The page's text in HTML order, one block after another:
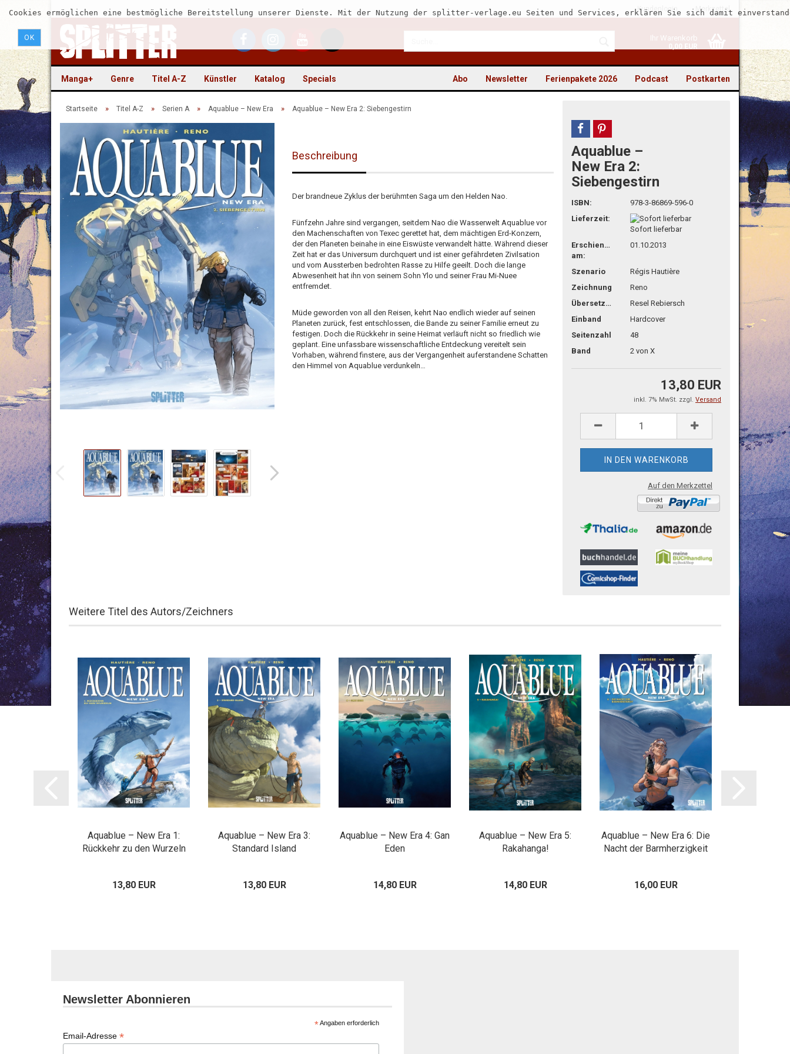
Kundenlogin
Passwort vergessen?
Merkzettel
Ihr Warenkorb
0,00 EUR
Cookies ermöglichen eine bestmögliche Bereitstellung unserer Dienste. Mit der Nutzung der splitter-verlage.eu Seiten und Services, erklären Sie sich damit
OK
Manga+ Genre Titel A-Z Künstler Katalog Specials Postkarten
Podcast
Ferienpakete 2026
Newsletter
Abo
Startseite » Titel A-Z » Serien A » Aquablue – New Era » Aquablue – New Era 2: Siebengestirn
Beschreibung
Der brandneue Zyklus der berühmten Saga um den Helden Nao.
Fünfzehn Jahre sind vergangen, seitdem Nao die Wasserwelt Aquablue vor
den Machenschaften von Texec gerettet hat, dem mächtigen Erd-Konzern,
der den Planeten beinahe in eine Eiswüste verwandelt hätte. Während dieser
Zeit hat er das Universum durchquert und ist einer gefährdeten Zivilsation
und vom Aussterben bedrohten Rasse zu Hilfe geeilt. Doch die lange
Abwesenheit hat ihn von seinem Sohn Ylo und seiner Frau Mi-Nuee
entfremdet.
Müde geworden von all den Reisen, kehrt Nao endlich wieder auf seinen
Planeten zurück, fest entschlossen, die Bande zu seiner Familie erneut zu
festigen. Doch die Rückkehr in seine Heimat verläuft nicht so friedlich wie
geplant. Eine unfassbare wissenschaftliche Entdeckung vereitelt sein
Vorhaben, während finstere, aus der Vergangenheit auferstandene Schatten
den Himmel von Aquablue verdunkeln…
teilen pin it
Aquablue –
New Era 2:
Siebengestirn
ISBN:
978-3-86869-596-0
Lieferzeit:
Sofort lieferbar
Erschienen
am:
01.10.2013
Szenario
Régis Hautière
Zeichnung
Reno
Übersetzg.
Resel Rebiersch
Einband
Hardcover
Seitenzahl
48
Band
2 von X
13,80 EUR
inkl. 7% MwSt. zzgl. Versand
Auf den Merkzettel
Weitere Titel des Autors/Zeichners
Aquablue – New Era 1:
Rückkehr zu den Wurzeln
13,80 EUR
Aquablue – New Era 3:
Standard Island
13,80 EUR
Aquablue – New Era 4: Gan
Eden
14,80 EUR
Aquablue – New Era 5:
Rakahanga!
14,80 EUR
Aquablue – New Era 6: Die
Nacht der Barmherzigkeit
16,00 EUR
Newsletter Abonnieren
*Angaben erforderlich
Email-Adresse *